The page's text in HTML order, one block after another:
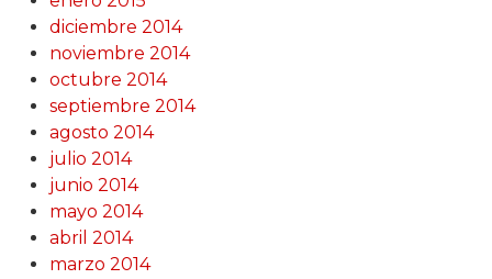
diciembre 2014
noviembre 2014
octubre 2014
septiembre 2014
agosto 2014
julio 2014
junio 2014
mayo 2014
abril 2014
marzo 2014